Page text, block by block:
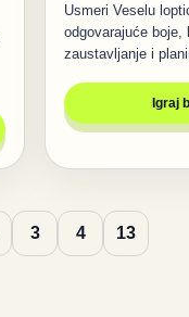
Usmeri Veselu
odgovarajuće boje,
zaustavljanje i
Igraj
3 4 13